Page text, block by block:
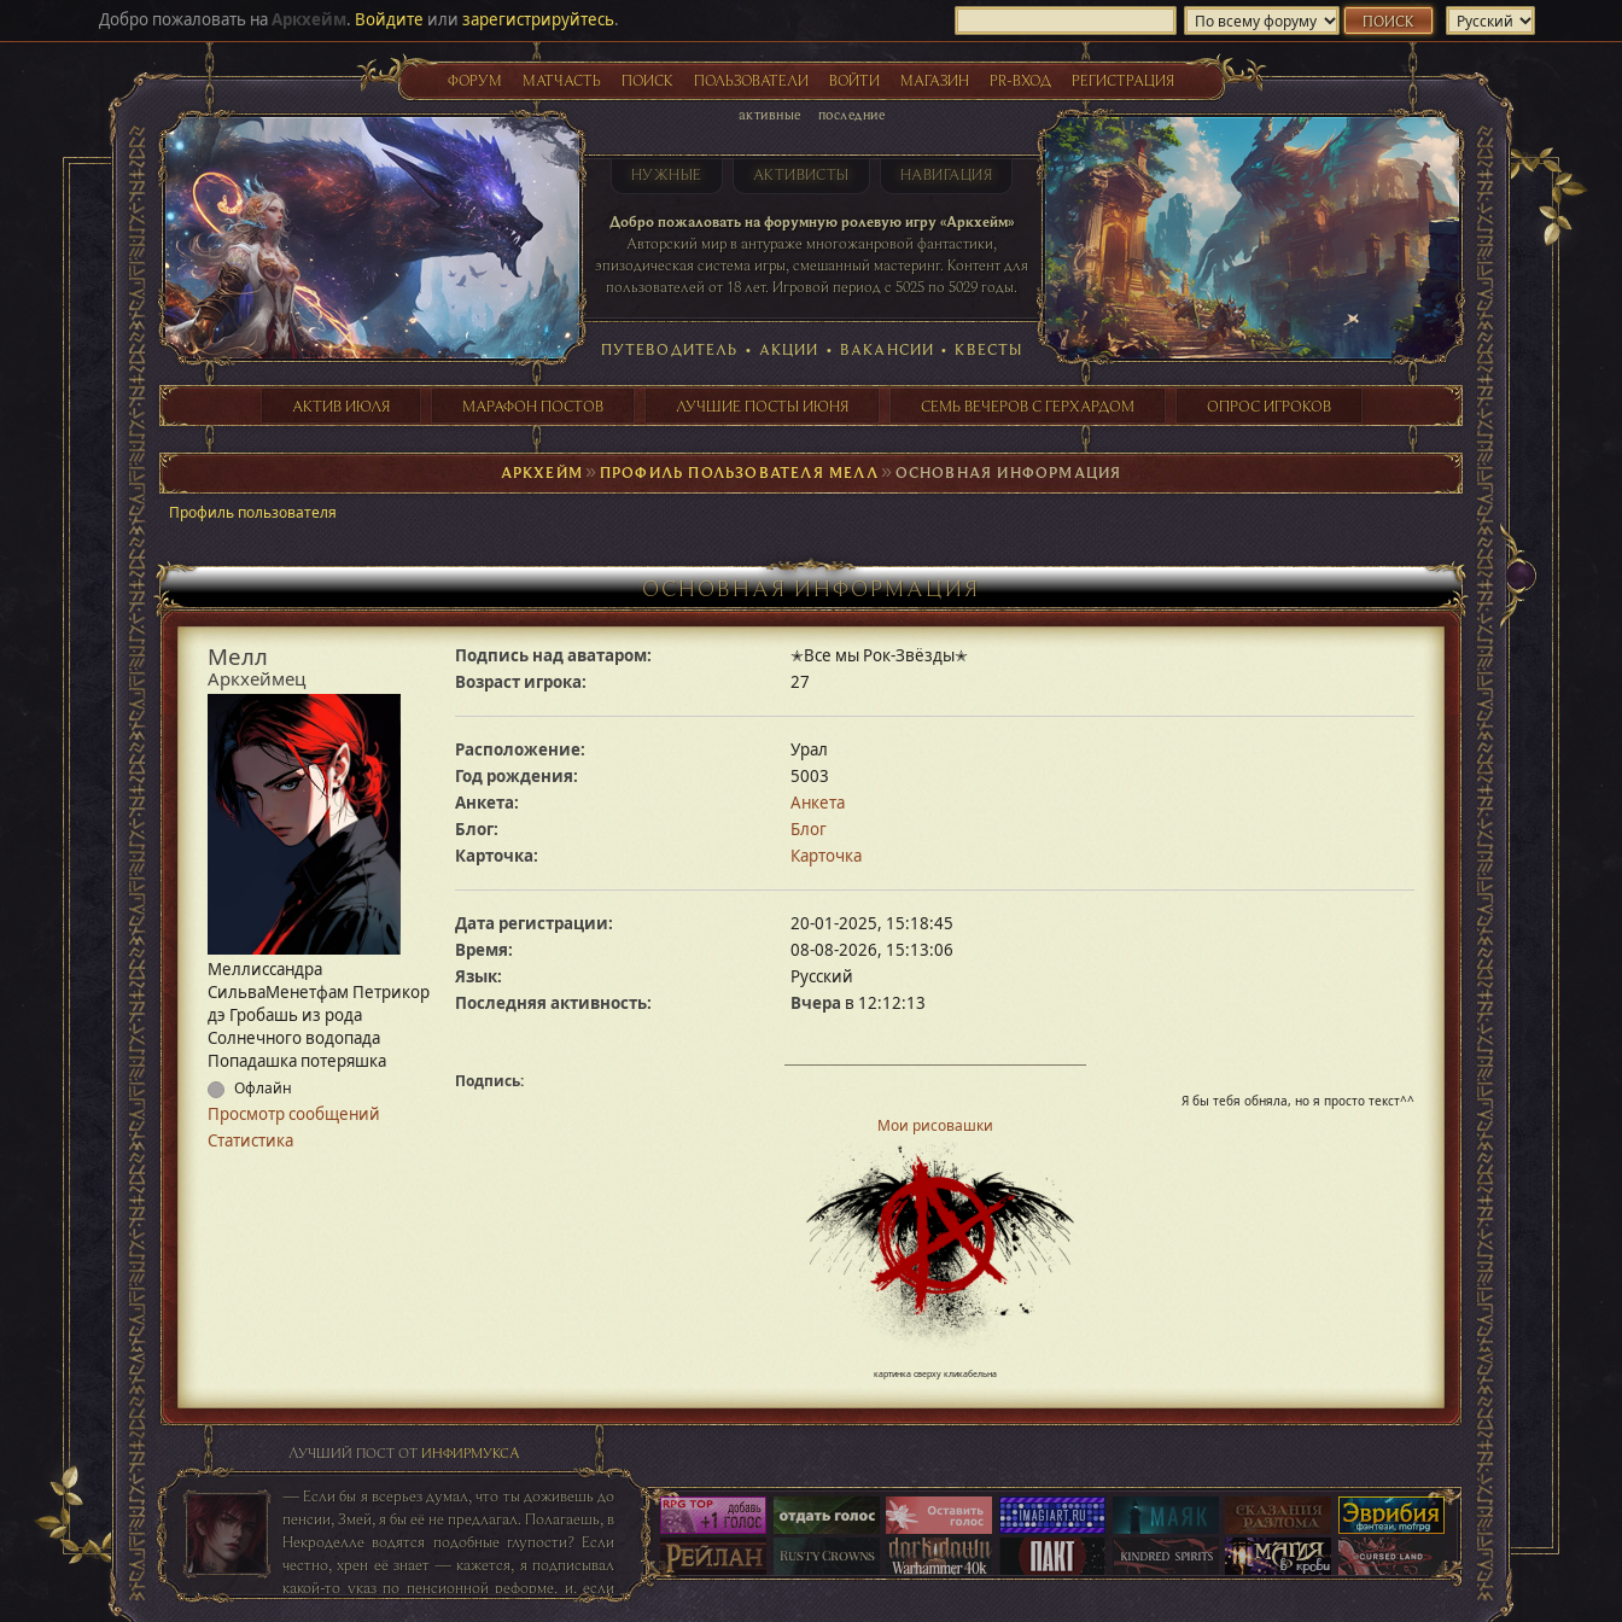
Добро пожаловать наАркхейм. Войдите или зарегистрируйтесь.
ФОРУМ МАТЧАСТЬ ПОИСК ПОЛЬЗОВАТЕЛИ ВОЙТИ МАГАЗИН PR-ВХОД РЕГИСТРАЦИЯ
активные последние
НУЖНЫЕ АКТИВИСТЫ НАВИГАЦИЯ
Добро пожаловать на форумную ролевую игру «Аркхейм»
Авторский мир в антураже многожанровой фантастики,
эпизодическая система игры, смешанный мастеринг. Контент для
пользователей от 18 лет. Игровой период с 5025 по 5029 годы.
таблице игровой активности
41 ПОСТОВ 31 ПОСТОВ 29 ПОСТОВ 24 ПОСТОВ
ПУТЕВОДИТЕЛЬ • АКЦИИ • ВАКАНСИИ • КВЕСТЫ
АКТИВ ИЮЛЯ МАРАФОН ПОСТОВ ЛУЧШИЕ ПОСТЫ ИЮНЯ СЕМЬ ВЕЧЕРОВ С ГЕРХАРДОМ ОПРОС ИГРОКОВ
АРКХЕЙМ ►ПРОФИЛЬ ПОЛЬЗОВАТЕЛЯ МЕЛЛ ►ОСНОВНАЯ ИНФОРМАЦИЯ
Профиль пользователя
ОСНОВНАЯ ИНФОРМАЦИЯ
Мелл
Аркхеймец
Меллиссандра
СильваМенетфам Петрикор
дэ Гробашь из рода
Солнечного водопада
Попадашка потеряшка
Офлайн
Просмотр сообщений
Статистика
Подпись над аватаром:
✭Все мы Рок-Звёзды✭
Возраст игрока:
27
Расположение:
Урал
Год рождения:
5003
Анкета:
Анкета
Блог:
Блог
Карточка:
Карточка
Дата регистрации:
20-01-2025, 15:18:45
Время:
08-08-2026, 15:13:06
Язык:
Русский
Последняя активность:
Вчера в 12:12:13
Подпись:
Я бы тебя обняла, но я просто текст^^
Мои рисовашки
картинка сверху кликабельна
ЛУЧШИЙ ПОСТ ОТ ИНФИРМУКСА
— Если бы я всерьез думал, что ты доживешь до
пенсии, Змей, я бы её не предлагал. Полагаешь, в
Некроделле водятся подобные глупости? Если
честно, хрен её знает — кажется, я подписывал
какой-то указ по пенсионной реформе, и, если
память не изменяет, возраст выхода сдвинули до